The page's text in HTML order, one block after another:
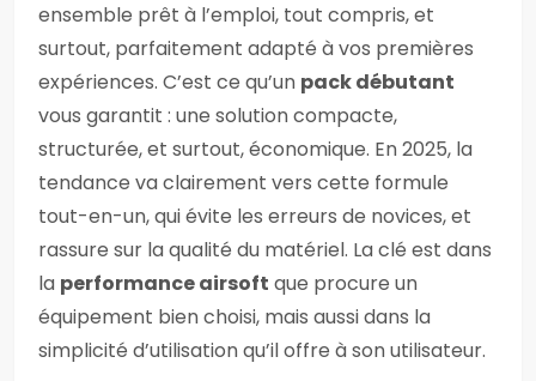
ensemble prêt à l’emploi, tout compris, et
surtout, parfaitement adapté à vos premières
expériences. C’est ce qu’un pack débutant
vous garantit : une solution compacte,
structurée, et surtout, économique. En 2025, la
tendance va clairement vers cette formule
tout-en-un, qui évite les erreurs de novices, et
rassure sur la qualité du matériel. La clé est dans
la performance airsoft que procure un
équipement bien choisi, mais aussi dans la
simplicité d’utilisation qu’il offre à son utilisateur.